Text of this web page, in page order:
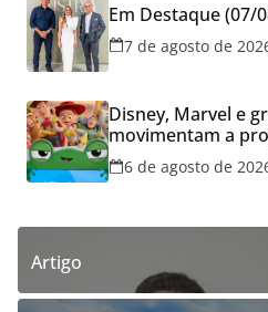
Em Destaque (07/
7 de agosto de
Disney, Marvel e
movimentam a
do Aparecida
6 de agosto de
Artigo